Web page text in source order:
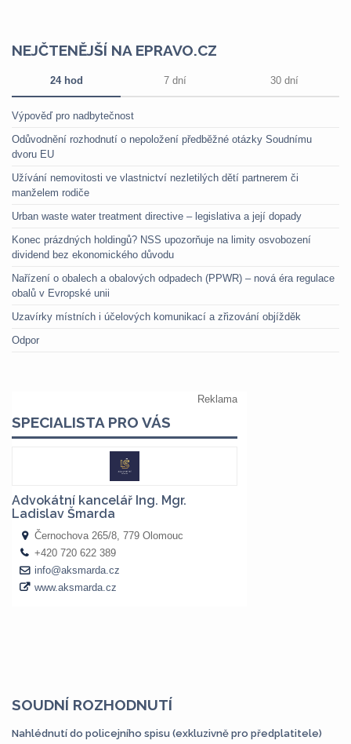
NEJČTENĚJŠÍ NA EPRAVO.CZ
24 hod 7 dní 30 dní
Výpověď pro nadbytečnost
Odůvodnění rozhodnutí o nepoložení předběžné otázky Soudnímu
dvoru EU
Užívání nemovitosti ve vlastnictví nezletilých dětí partnerem či
manželem rodiče
Urban waste water treatment directive – legislativa a její dopady
Konec prázdných holdingů? NSS upozorňuje na limity osvobození
dividend bez ekonomického důvodu
Nařízení o obalech a obalových odpadech (PPWR) – nová éra regulace
obalů v Evropské unii
Uzavírky místních i účelových komunikací a zřizování objížděk
Odpor
SOUDNÍ ROZHODNUTÍ
Nahlédnutí do policejního spisu (exkluzivně pro předplatitele)